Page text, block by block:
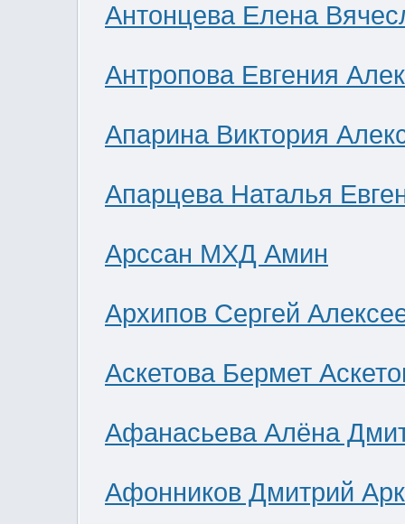
Антонцева Елена
Антропова Евгения
Апарина Виктория
Апарцева Наталья
Арссан МХД Амин
Архипов Сергей
Аскетова Бермет
Афанасьева Алёна
Афонников Дмитрий